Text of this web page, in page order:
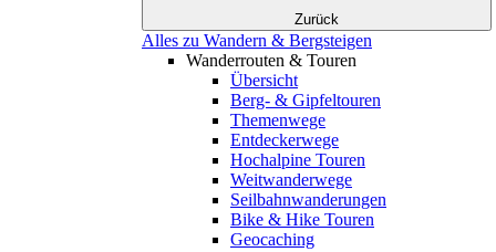
Zurück
Alles zu Wandern & Bergsteigen
Wanderrouten & Touren
Übersicht
Berg- & Gipfeltouren
Themenwege
Entdeckerwege
Hochalpine Touren
Weitwanderwege
Seilbahnwanderungen
Bike & Hike Touren
Geocaching